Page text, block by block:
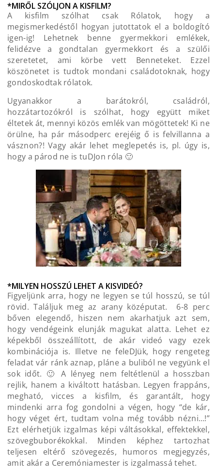
*MIRŐL SZÓLJON A KISFILM?
A kisfilm szólhat csak Rólatok, hogy a
megismerkedéstől hogyan jutottatok el a boldogító
igen-ig! Lehetnek benne gyermekkori emlékek,
felidézve a gondtalan gyermekkort és a szülői
szeretetet, ami körbe vett Benneteket. Ezzel
köszönetet is tudtok mondani családotoknak, hogy
gondoskodtak rólatok.
Ugyanakkor a barátokról, családról,
hozzátartozókról is szólhat, hogy együtt miket
éltetek át, mennyi közös emlék van mögöttetek! Ki ne
örülne, ha pár másodperc erejéig ő is felvillanna a
vásznon?! Vagy akár lehet meglepetés is, pl. úgy is,
hogy a párod ne is tuDJon róla 🙂
*MILYEN HOSSZÚ LEHET A KISVIDEÓ?
Figyeljünk arra, hogy ne legyen se túl hosszú, se túl
rövid. Találjuk meg az arany középutat. 6-8 perc
bőven elegendő, hiszen nem akarhatjuk azt sem,
hogy vendégeink elunják magukat alatta. Lehet ez
képekből összeállított, de akár videó vagy ezek
kombinációja is. Illetve ne feleDJük, hogy rengeteg
feladat vár ránk aznap, pláne a buliból ne vegyünk el
sok időt. 🙂 A lényeg nem feltétlenül a hosszban
rejlik, hanem a kiváltott hatásban. Legyen frappáns,
megható, vicces a kisfilm, és garantált, hogy
mindenki arra fog gondolni a végen, hogy “de kár,
hogy véget ért, tudtam volna még tovább nézni…!”
Ezt elérhetjük izgalmas képi váltásokkal, effektekkel,
szövegbuborékokkal. Minden képhez tartozhat
teljesen eltérő szövegezés, humoros megjegyzés,
amit akár a Ceremóniamester is izgalmassá tehet.